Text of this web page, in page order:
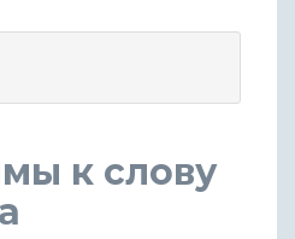
к слову